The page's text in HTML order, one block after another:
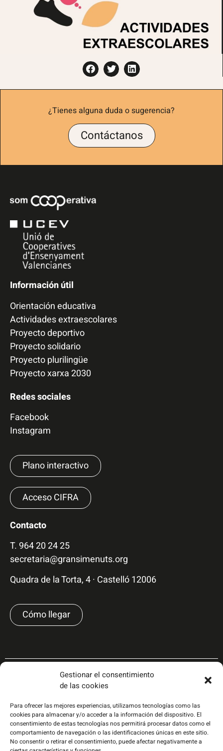
Gestionar el consentimiento
de las cookies
Para ofrecer las mejores experiencias, utilizamos tecnologías como las
cookies para almacenar y/o acceder a la información del dispositivo. El
consentimiento de estas tecnologías nos permitirá procesar datos como el
comportamiento de navegación o las identificaciones únicas en este sitio.
No consentir o retirar el consentimiento, puede afectar negativamente a
¿Tienes alguna duda o sugerencia?
Contáctanos
Información útil
Orientación educativa
Actividades extraescolares
Proyecto deportivo
Proyecto solidario
Proyecto plurilingüe
Proyecto xarxa 2030
Redes sociales
Facebook
Instagram
Plano interactivo
Acceso CIFRA
Contacto
T. 964 20 24 25
secretaria@gransimenuts.org
Quadra de la Torta, 4 · Castelló 12006
Cómo llegar